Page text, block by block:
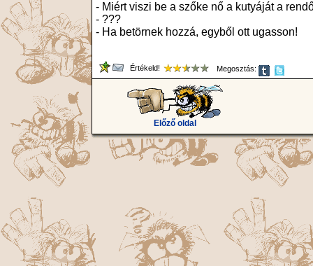
- Miért viszi be a szőke nő a kutyáját a
- ???
- Ha betörnek hozzá, egyből ott ugasson!
Értékeld! Megosztás:
Előző oldal